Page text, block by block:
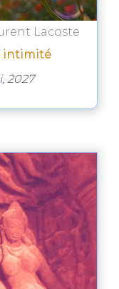
Lacoste
intimité
2027